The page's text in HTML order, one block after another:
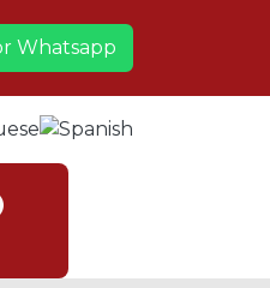
Whatsapp